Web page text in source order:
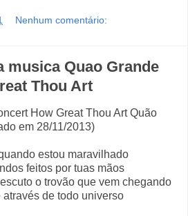
Nenhum comentário:
musica Quao Grande
Thou Art
How Great Thou Art Quão
em 28/11/2013)
estou maravilhado
feitos por tuas mãos
o trovão que vem chegando
de todo universo